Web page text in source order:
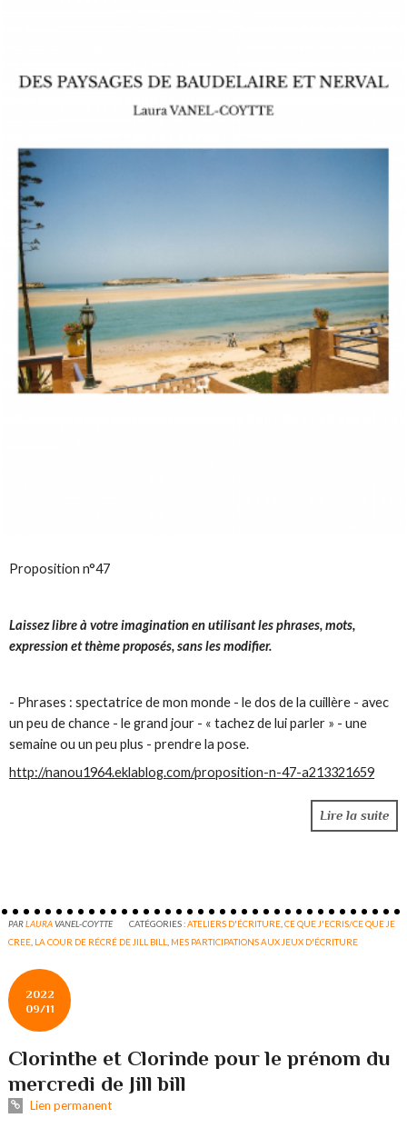
Proposition n°47
Laissez libre à votre imagination en utilisant les phrases, mots,
expression et thème proposés, sans les modifier.
- Phrases : spectatrice de mon monde - le dos de la cuillère - avec
un peu de chance - le grand jour - « tachez de lui parler » - une
semaine ou un peu plus - prendre la pose.
http://nanou1964.eklablog.com/proposition-n-47-a213321659
Lire la suite
PARLAURAVANEL-COYTTE CATÉGORIES :ATELIERS D'ÉCRITURE ,CE QUE J'ECRIS/CE QUE JE
CREE LA COUR DE RÉCRÉ DE JILL BILL MES PARTICIPATIONS AUX JEUX D'ÉCRITURE
2022
09/11
Clorinthe et Clorinde pour le prénom du
mercredi de Jill bill
Lien permanent